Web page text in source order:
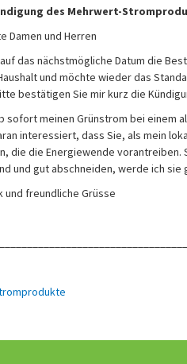
des Mehrwert-
Damen und Herren
das nächstmögliche Datum die
und möchte wieder das
bestätigen Sie mir kurz die
sofort meinen Grünstrom bei einem
interessiert, dass Sie, als mein
die die Energiewende
und gut abschneiden, werde ich
und freundliche Grüsse